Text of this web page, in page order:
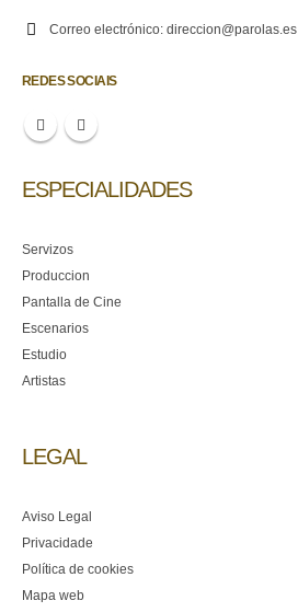
Correo electrónico: direccion@parolas.es
REDES SOCIAIS
ESPECIALIDADES
Servizos
Produccion
Pantalla de Cine
Escenarios
Estudio
Artistas
LEGAL
Aviso Legal
Privacidade
Política de cookies
Mapa web